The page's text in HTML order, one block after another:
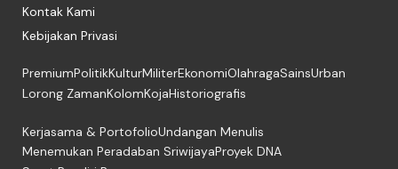
Kontak Kami
Kebijakan Privasi
PremiumPolitikKulturMiliterEkonomiOlahragaSainsUrban
Lorong ZamanKolomKojaHistoriografis
Kerjasama & PortofolioUndangan Menulis
Menemukan Peradaban SriwijayaProyek DNA